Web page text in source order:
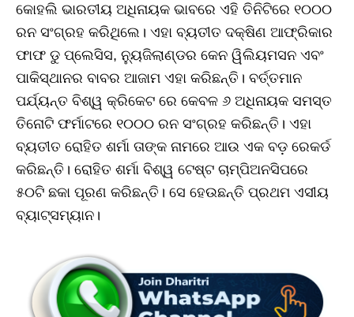
କୋହଲି ଭାରତୀୟ ଅଧିନାୟକ ଭାବରେ ଏହି ତିନିଟିରେ ୧୦୦୦
ରନ ସଂଗ୍ରହ କରିଥିଲେ। ଏହା ବ୍ୟତୀତ ଦକ୍ଷିଣ ଆଫ୍ରିକାର
ଫାଫ ଡୁ ପ୍ଲେସିସ, ନ୍ୟୁଜିଲାଣ୍ଡର କେନ ୱିଲିୟମସନ ଏବଂ
ପାକିସ୍ଥାନର ବାବର ଆଜାମ ଏହା କରିଛନ୍ତି। ବର୍ତ୍ତମାନ
ପର୍ଯ୍ୟନ୍ତ ବିଶ୍ୱ କ୍ରିକେଟ ରେ କେବଳ ୬ ଅଧିନାୟକ ସମସ୍ତ
ତିନୋଟି ଫର୍ମାଟରେ ୧୦୦୦ ରନ ସଂଗ୍ରହ କରିଛନ୍ତି। ଏହା
ବ୍ୟତୀତ ରୋହିତ ଶର୍ମା ତାଙ୍କ ନାମରେ ଆଉ ଏକ ବଡ଼ ରେକର୍ଡ
କରିଛନ୍ତି। ରୋହିତ ଶର୍ମା ବିଶ୍ୱ ଟେଷ୍ଟ ଚାମ୍ପିଅନସିପରେ
୫୦ଟି ଛକା ପୂରଣ କରିଛନ୍ତି। ସେ ହେଉଛନ୍ତି ପ୍ରଥମ ଏସୀୟ
ବ୍ୟାଟ୍ସମ୍ୟାନ।